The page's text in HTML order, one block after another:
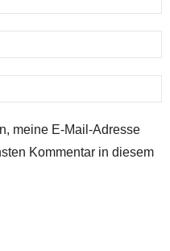
meine E-Mail-Adresse
Kommentar in diesem